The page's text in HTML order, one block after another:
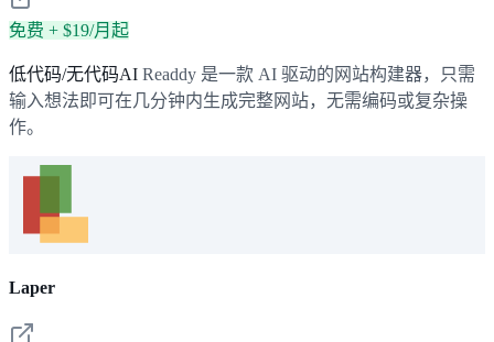
免费 + $19/月起
低代码/无代码AI Readdy 是一款 AI 驱动的网站构建器，只需
输入想法即可在几分钟内生成完整网站，无需编码或复杂操
作。
Laper